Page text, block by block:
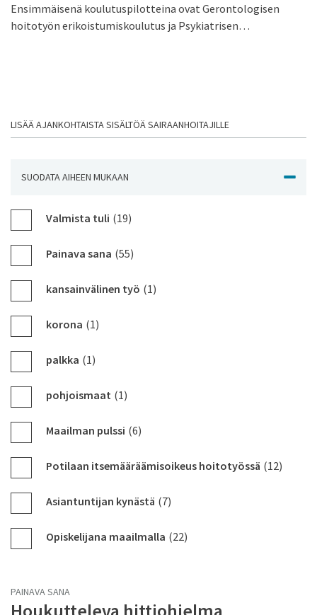
Ensimmäisenä koulutuspilotteina ovat Gerontologisen
hoitotyön erikoistumiskoulutus ja Psykiatrisen…
LISÄÄ AJANKOHTAISTA SISÄLTÖÄ SAIRAANHOITAJILLE
Valmista tuli (19)
Painava sana (55)
kansainvälinen työ (1)
korona (1)
palkka (1)
pohjoismaat (1)
Maailman pulssi (6)
Potilaan itsemääräämisoikeus hoitotyössä (12)
Asiantuntijan kynästä (7)
Opiskelijana maailmalla (22)
SUODATA AIHEEN MUKAAN NÄYTÄ
PAINAVA SANA
Houkutteleva hittiohjelma